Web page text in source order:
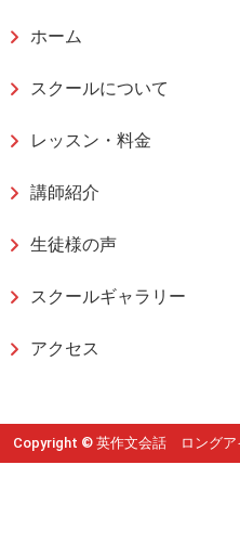
ホーム
スクールについて
レッスン・料金
講師紹介
生徒様の声
スクールギャラリー
アクセス
Copyright © 英作文会話 ロングア